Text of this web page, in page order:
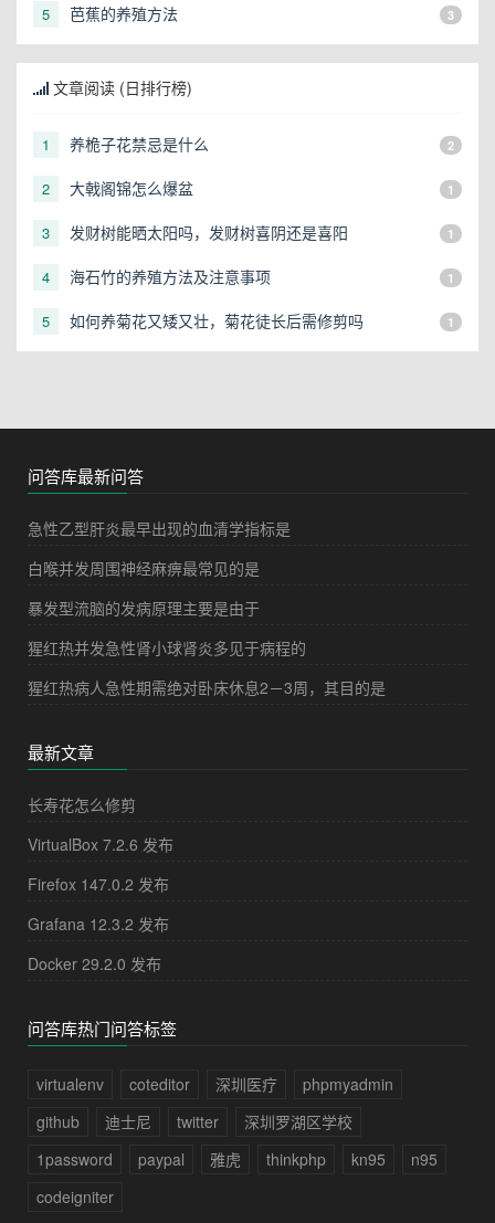
5 芭蕉的养殖方法 3
文章阅读 (日排行榜)
1 养桅子花禁忌是什么 2
2 大戟阁锦怎么爆盆 1
3 发财树能晒太阳吗，发财树喜阴还是喜阳 1
4 海石竹的养殖方法及注意事项 1
5 如何养菊花又矮又壮，菊花徒长后需修剪吗 1
问答库最新问答
急性乙型肝炎最早出现的血清学指标是
白喉并发周围神经麻痹最常见的是
暴发型流脑的发病原理主要是由于
猩红热并发急性肾小球肾炎多见于病程的
猩红热病人急性期需绝对卧床休息2－3周，其目的是
最新文章
长寿花怎么修剪
VirtualBox 7.2.6 发布
Firefox 147.0.2 发布
Grafana 12.3.2 发布
Docker 29.2.0 发布
问答库热门问答标签
virtualenv coteditor 深圳医疗
phpmyadmin
github
迪士尼 twitter
深圳罗湖区学校
1password
paypal 雅虎 thinkphp kn95
n95
codeigniter